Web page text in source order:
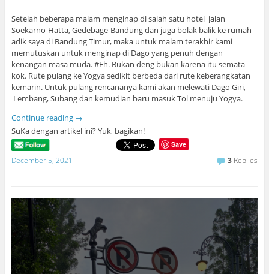
Setelah beberapa malam menginap di salah satu hotel jalan
Soekarno-Hatta, Gedebage-Bandung dan juga bolak balik ke rumah
adik saya di Bandung Timur, maka untuk malam terakhir kami
memutuskan untuk menginap di Dago yang penuh dengan
kenangan masa muda. #Eh. Bukan deng bukan karena itu semata
kok. Rute pulang ke Yogya sedikit berbeda dari rute keberangkatan
kemarin. Untuk pulang rencananya kami akan melewati Dago Giri,
Lembang, Subang dan kemudian baru masuk Tol menuju Yogya.
Continue reading →
SuKa dengan artikel ini? Yuk, bagikan!
Save
December 5, 2021 3 Replies